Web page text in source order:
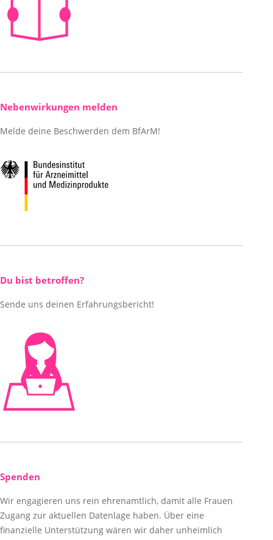
Nebenwirkungen melden
Melde deine Beschwerden dem BfArM!
Du bist betroffen?
Sende uns deinen Erfahrungsbericht!
Spenden
Wir engagieren uns rein ehrenamtlich, damit alle Frauen
Zugang zur aktuellen Datenlage haben. Über eine
finanzielle Unterstützung wären wir daher unheimlich